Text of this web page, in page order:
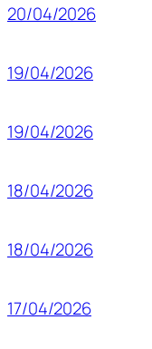
20/04/2026
19/04/2026
19/04/2026
18/04/2026
18/04/2026
17/04/2026